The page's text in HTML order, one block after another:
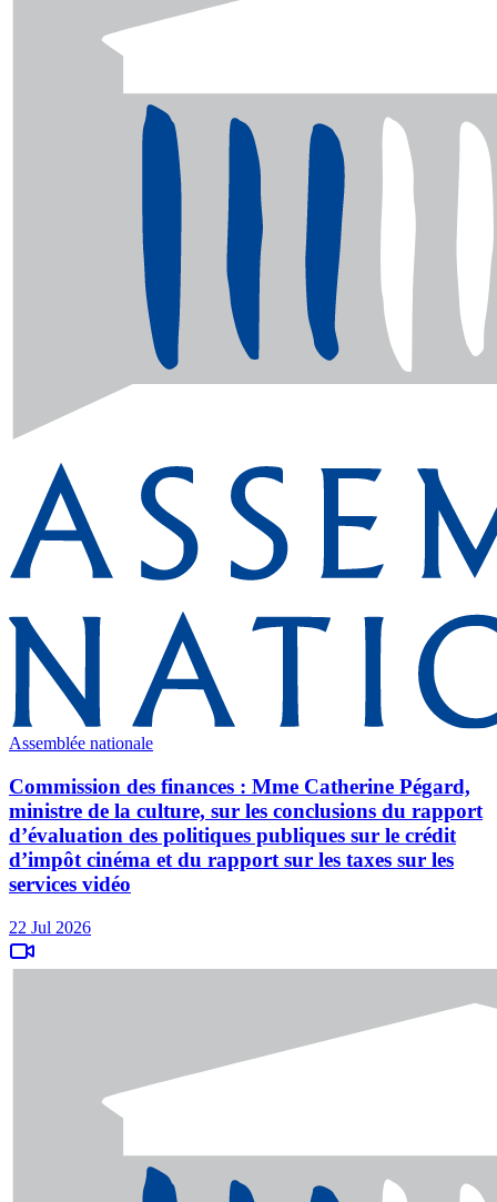
Assemblée nationale
Commission des finances : Mme Catherine Pégard,
ministre de la culture, sur les conclusions du rapport
d’évaluation des politiques publiques sur le crédit
d’impôt cinéma et du rapport sur les taxes sur les
services vidéo
22 Jul 2026